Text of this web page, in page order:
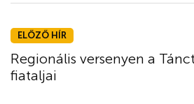
ELŐZŐ HÍR
Regionális versenyen a
fiataljai